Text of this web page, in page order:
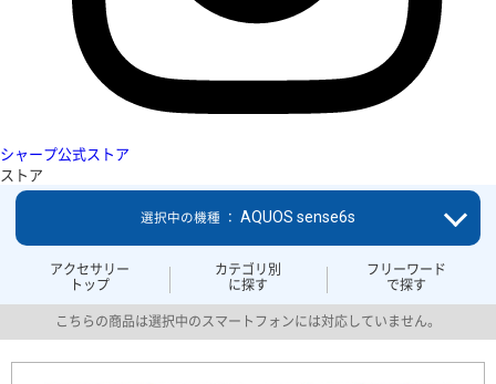
シャープ公式ストア
ストア
アクセサリー
トップ
カテゴリ別
に探す
フリーワード
で探す
選択中の機種 ： AQUOS sense6s
こちらの商品は選択中のスマートフォンには対応していません。